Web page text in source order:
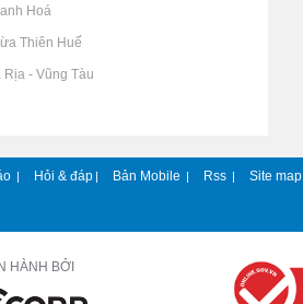
Hoá
Thiên Huế
Rịa - Vũng Tàu
| Hỏi & đáp | Bản Mobile | Rss | Site map
HÀNH BỞI